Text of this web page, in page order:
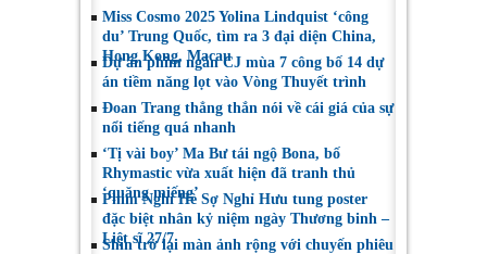
Miss Cosmo 2025 Yolina Lindquist ‘công
du’ Trung Quốc, tìm ra 3 đại diện China,
Hong Kong, Macau
Dự án phim ngắn CJ mùa 7 công bố 14 dự
án tiềm năng lọt vào Vòng Thuyết trình
Đoan Trang thẳng thắn nói về cái giá của sự
nổi tiếng quá nhanh
‘Tị vài boy’ Ma Bư tái ngộ Bona, bố
Rhymastic vừa xuất hiện đã tranh thủ
‘quăng miếng’
Phim Nghỉ Hè Sợ Nghỉ Hưu tung poster
đặc biệt nhân kỷ niệm ngày Thương binh –
Liệt sĩ 27/7
Shin trở lại màn ảnh rộng với chuyến phiêu